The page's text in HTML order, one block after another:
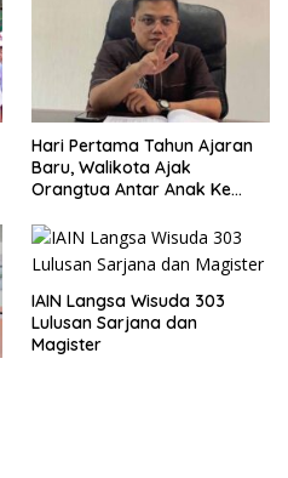
Hari Pertama Tahun Ajaran
Baru, Walikota Ajak
Orangtua Antar Anak Ke
IAIN Langsa Wisuda 303
Lulusan Sarjana dan
Magister